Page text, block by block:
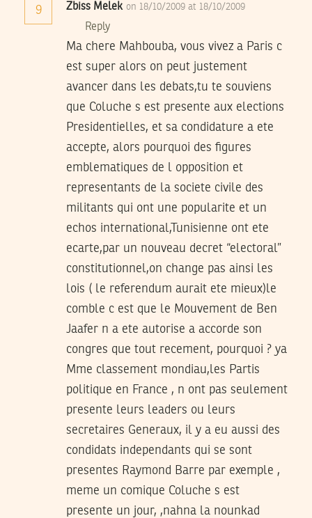
9 Zbiss Melek on 18/10/2009 at 18/10/2009
Reply
Ma chere Mahbouba, vous vivez a Paris c
est super alors on peut justement
avancer dans les debats,tu te souviens
que Coluche s est presente aux elections
Presidentielles, et sa condidature a ete
accepte, alors pourquoi des figures
emblematiques de l opposition et
representants de la societe civile des
militants qui ont une popularite et un
echos international,Tunisienne ont ete
ecarte,par un nouveau decret “electoral”
constitutionnel,on change pas ainsi les
lois ( le referendum aurait ete mieux)le
comble c est que le Mouvement de Ben
Jaafer n a ete autorise a accorde son
congres que tout recement, pourquoi ? ya
Mme classement mondiau,les Partis
politique en France , n ont pas seulement
presente leurs leaders ou leurs
secretaires Generaux, il y a eu aussi des
condidats independants qui se sont
presentes Raymond Barre par exemple ,
meme un comique Coluche s est
presente un jour, ,nahna la nounkad